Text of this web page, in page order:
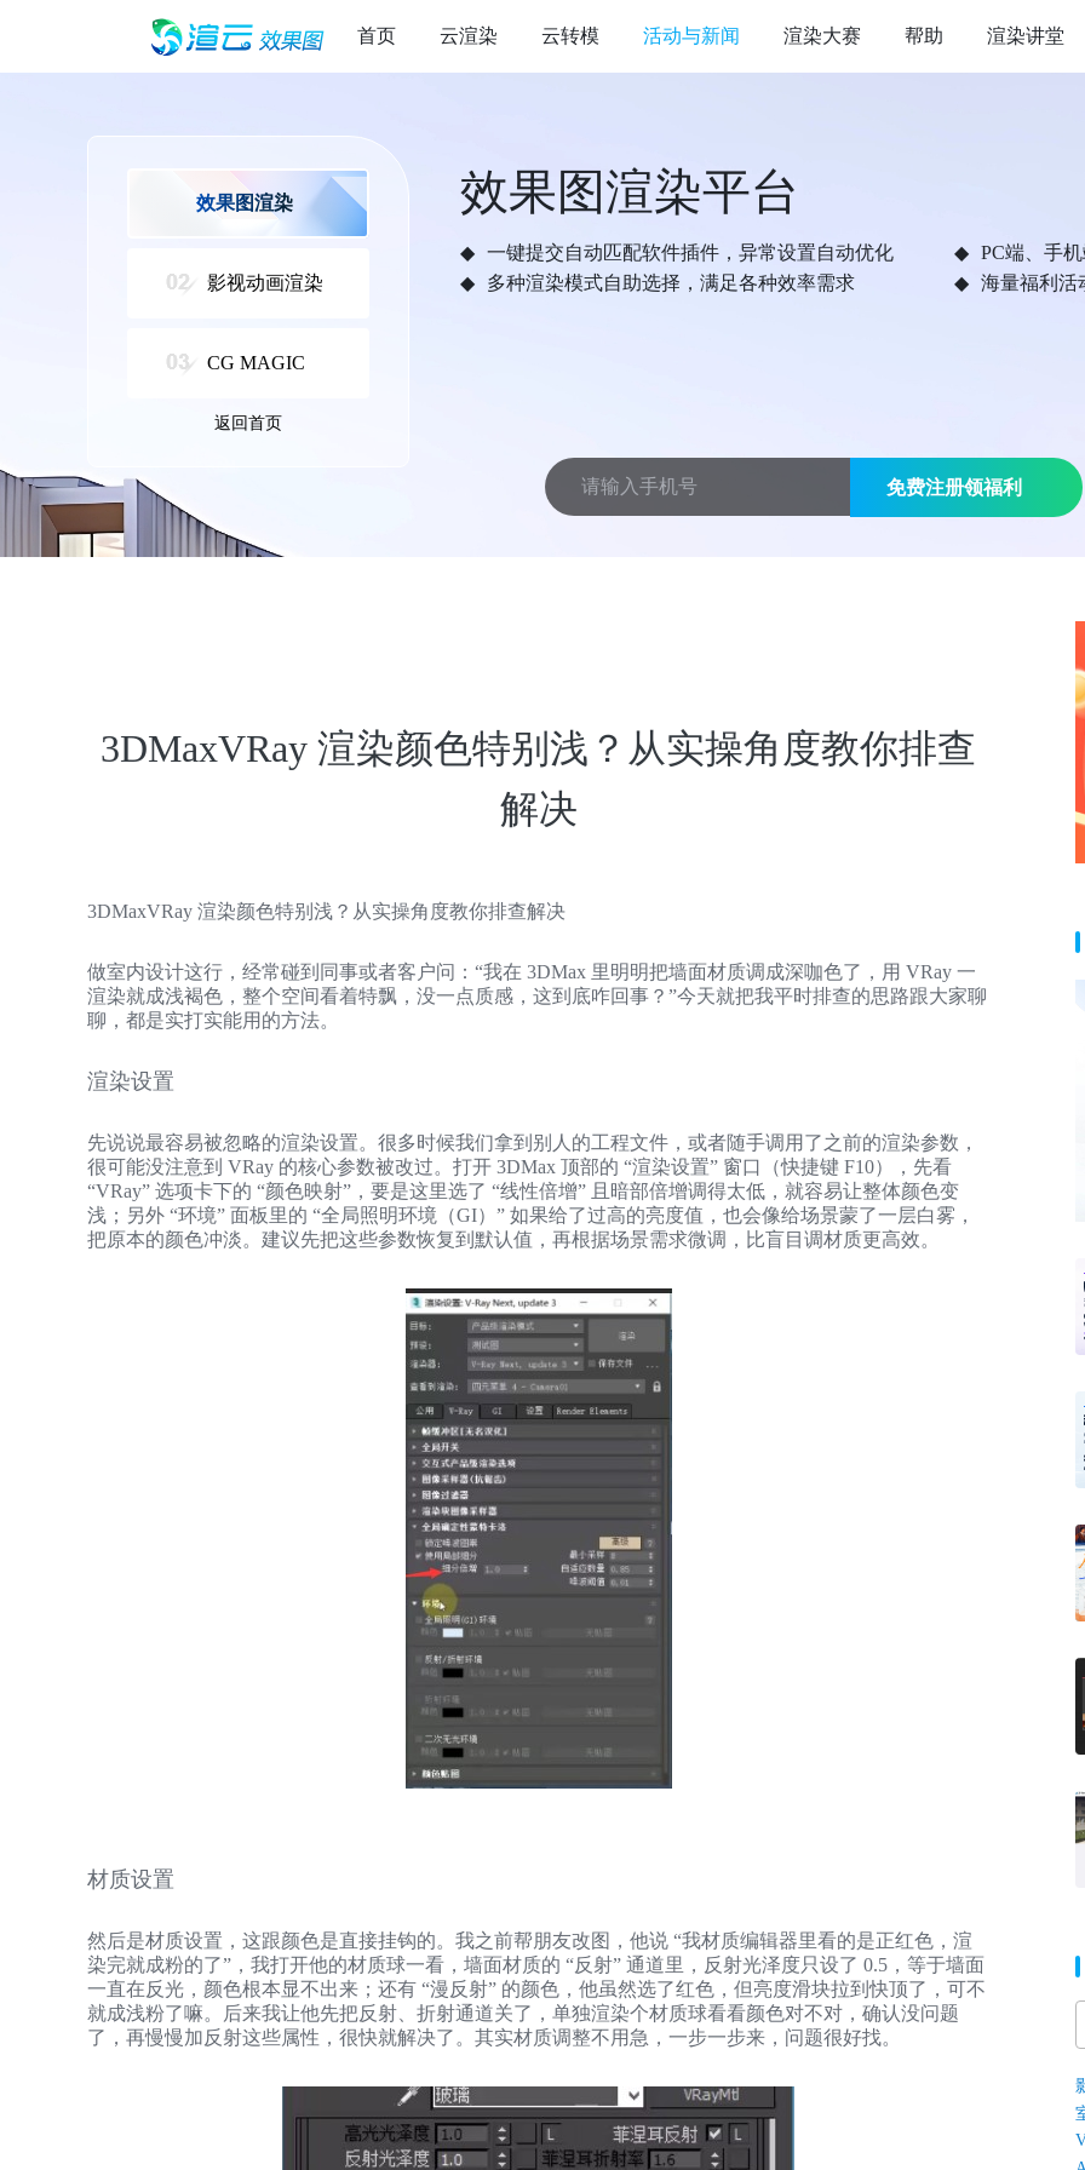
首页 云渲染 云转模 活动与新闻 渲染大赛 帮助 渲染讲堂
效果图渲染
影视动画渲染
CG MAGIC
返回首页
效果图渲染平台
一键提交自动匹配软件插件，异常设置自动优化
PC端、手
多种渲染模式自助选择，满足各种效率需求
海量福利活
免费注册领福利
3DMaxVRay 渲染颜色特别浅？从实操角度教你排查
解决
3DMaxVRay 渲染颜色特别浅？从实操角度教你排查解决
做室内设计这行，经常碰到同事或者客户问：“我在 3DMax 里明明把墙面材质调成深咖色了，用 VRay 一
渲染就成浅褐色，整个空间看着特飘，没一点质感，这到底咋回事？”今天就把我平时排查的思路跟大家聊
聊，都是实打实能用的方法。​
渲染设置
先说说最容易被忽略的渲染设置。很多时候我们拿到别人的工程文件，或者随手调用了之前的渲染参数，
很可能没注意到 VRay 的核心参数被改过。打开 3DMax 顶部的 “渲染设置” 窗口（快捷键 F10），先看
“VRay” 选项卡下的 “颜色映射”，要是这里选了 “线性倍增” 且暗部倍增调得太低，就容易让整体颜色变
浅；另外 “环境” 面板里的 “全局照明环境（GI）” 如果给了过高的亮度值，也会像给场景蒙了一层白雾，
把原本的颜色冲淡。建议先把这些参数恢复到默认值，再根据场景需求微调，比盲目调材质更高效。
材质设置
然后是材质设置，这跟颜色是直接挂钩的。我之前帮朋友改图，他说 “我材质编辑器里看的是正红色，渲
染完就成粉的了”，我打开他的材质球一看，墙面材质的 “反射” 通道里，反射光泽度只设了 0.5，等于墙面
一直在反光，颜色根本显不出来；还有 “漫反射” 的颜色，他虽然选了红色，但亮度滑块拉到快顶了，可不
就成浅粉了嘛。后来我让他先把反射、折射通道关了，单独渲染个材质球看看颜色对不对，确认没问题
了，再慢慢加反射这些属性，很快就解决了。其实材质调整不用急，一步一步来，问题很好找。​